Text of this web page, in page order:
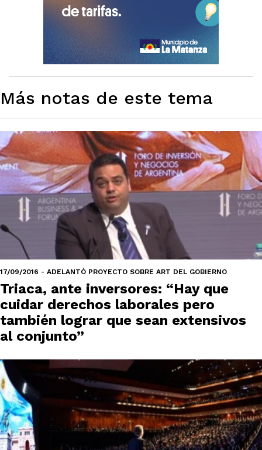
Más notas de este tema
17/09/2016 - ADELANTÓ PROYECTO SOBRE ART DEL GOBIERNO
Triaca, ante inversores: “Hay que
cuidar derechos laborales pero
también lograr que sean extensivos
al conjunto”